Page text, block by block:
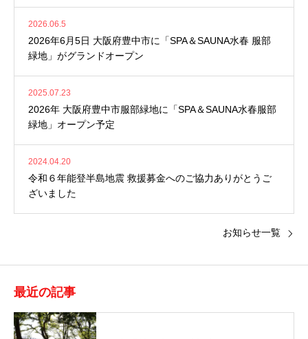
2026.06.5
2026年6月5日 大阪府豊中市に「SPA＆SAUNA水春 服部
緑地」がグランドオープン
2025.07.23
2026年 大阪府豊中市服部緑地に「SPA＆SAUNA水春服部
緑地」オープン予定
2024.04.20
令和６年能登半島地震 救援募金へのご協力ありがとうご
ざいました
お知らせ一覧
最近の記事